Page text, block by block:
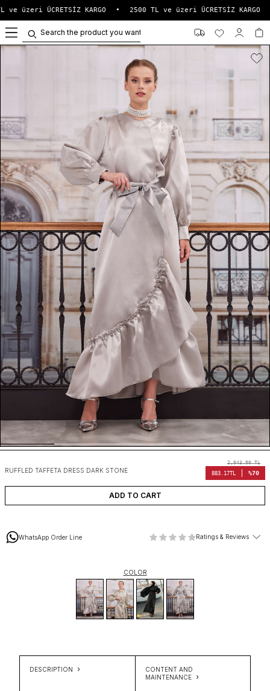
ve üzeri ÜCRETSİZ KARGO • 2500 TL ve üzeri ÜCRETSİZ KARGO
RUFFLED TAFFETA DRESS DARK STONE
2,943.90TL
883.17TL %70
ADD TO CART
WhatsApp Order Line Ratings & Reviews
COLOR
DESCRIPTION
CONTENT AND
MAINTENANCE